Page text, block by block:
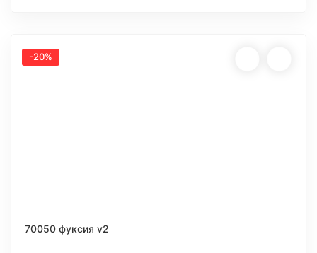
-20%
70050 фуксия v2